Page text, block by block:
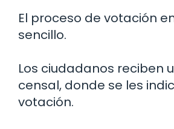
El proceso de votación
sencillo.
Los ciudadanos reciben
censal, donde se les
votación.